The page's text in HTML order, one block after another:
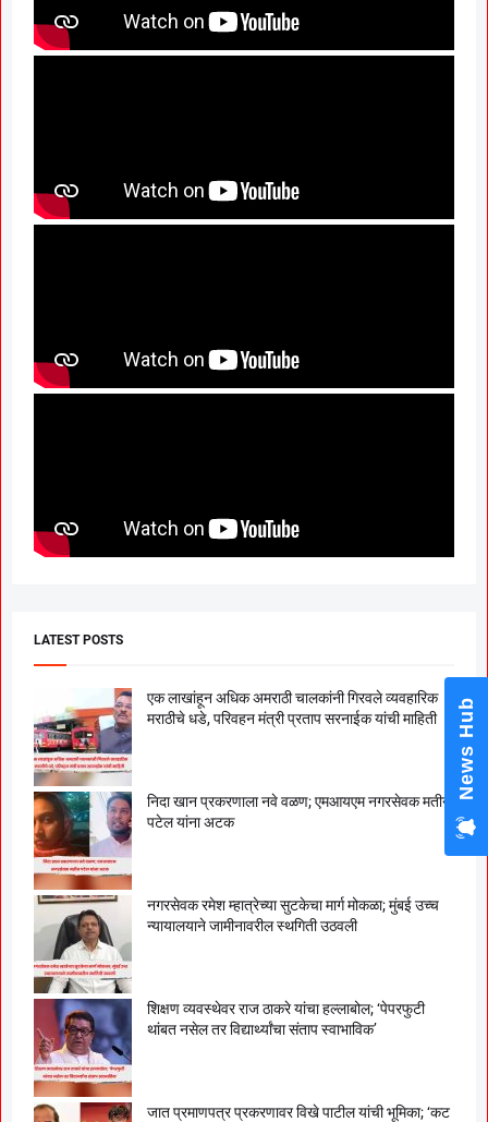
LATEST POSTS
एक लाखांहून अधिक अमराठी चालकांनी गिरवले व्यवहारिक
मराठीचे धडे, परिवहन मंत्री प्रताप सरनाईक यांची माहिती
निदा खान प्रकरणाला नवे वळण; एमआयएम नगरसेवक मतीन
पटेल यांना अटक
नगरसेवक रमेश म्हात्रेच्या सुटकेचा मार्ग मोकळा; मुंबई उच्च
न्यायालयाने जामीनावरील स्थगिती उठवली
शिक्षण व्यवस्थेवर राज ठाकरे यांचा हल्लाबोल; ‘पेपरफुटी
थांबत नसेल तर विद्यार्थ्यांचा संताप स्वाभाविक’
जात प्रमाणपत्र प्रकरणावर विखे पाटील यांची भूमिका; ‘कट
News Hub